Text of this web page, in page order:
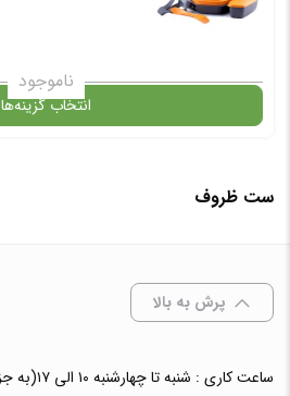
ناموجود
انتخاب گزینه‌ها
گارانتی
ست ظروف
پرش به بالا
ساعت کاری : شنبه تا چهارشنبه ۱۰ الی ۱۷(به جز ایام تعطیل)